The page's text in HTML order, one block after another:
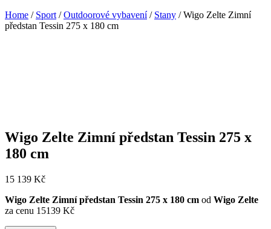
Home / Sport /Outdoorové vybavení/ Stany / Wigo Zelte Zimní
předstan Tessin 275 x 180 cm
Wigo Zelte Zimní předstan Tessin 275 x
180 cm
15 139 Kč
Wigo Zelte Zimní předstan Tessin 275 x 180 cm od Wigo Zelte
za cenu 15139 Kč